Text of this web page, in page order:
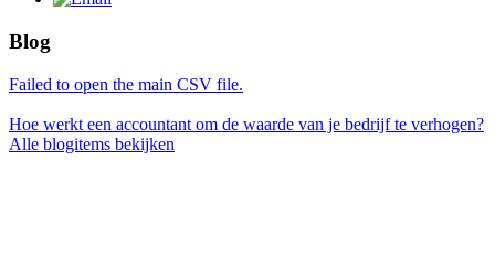
Blog
Failed to open the main CSV file.
Hoe werkt een accountant om de waarde van je bedrijf te verhogen?
Alle blogitems bekijken